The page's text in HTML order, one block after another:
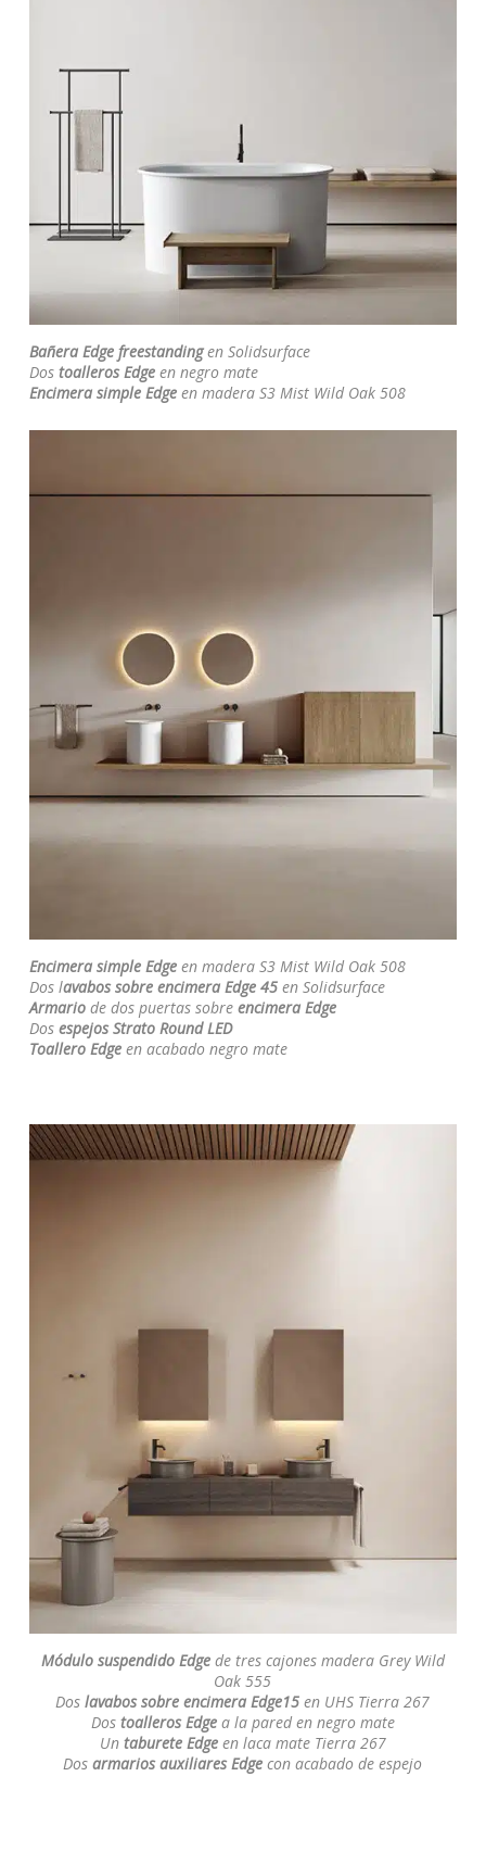
Bañera Edge freestandingen Solidsurface
Dos toalleros Edgeen negro mate
Encimera simple Edgeen madera S3 Mist Wild Oak 508
Encimera simple Edgeen madera S3 Mist Wild Oak 508
Dos lavabos sobre encimera Edge 45en Solidsurface
Armariode dos puertas sobre encimera Edge
Dos espejos Strato Round LED
Toallero Edgeen acabado negro mate
Módulo suspendido Edgede tres cajones madera Grey Wild
Oak 555
Doslavabos sobre encimera Edge15 en UHS Tierra 267
Dos toalleros Edgea la pared en negro mate
Un taburete Edgeen laca mate Tierra 267
Dosarmarios auxiliares Edge con acabado de espejo